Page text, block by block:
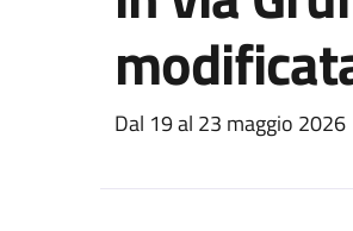
Dal 19 al 23 maggio 2026